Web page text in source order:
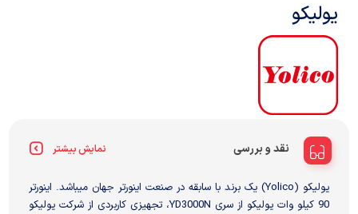
یولیکو
نقد و بررسی نمایش بیشتر
یولیکو (Yolico) یک برند با سابقه در صنعت اینورتر جهان میباشد. اینورتر
90 کیلو وات یولیکو از سری YD3000N، تجهیزی کاربردی از شرکت یولیکو